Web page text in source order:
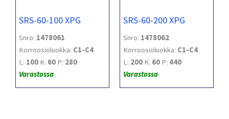
SRS-60-100 XPG
Snro: 1478061
Korroosioluokka: C1-C4
L: 100 K: 60 P: 280
Varastossa
SRS-60-200 XPG
Snro: 1478062
Korroosioluokka: C1-C4
L: 200 K: 60 P: 440
Varastossa